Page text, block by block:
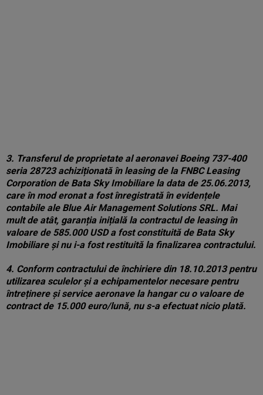
3. Transferul de proprietate al aeronavei Boeing 737-400
seria 28723 achiziționată în leasing de la FNBC Leasing
Corporation de Bata Sky Imobiliare la data de 25.06.2013,
care în mod eronat a fost înregistrată în evidențele
contabile ale Blue Air Management Solutions SRL. Mai
mult de atât, garanția inițială la contractul de leasing în
valoare de 585.000 USD a fost constituită de Bata Sky
Imobiliare și nu i-a fost restituită la finalizarea contractului.
4. Conform contractului de închiriere din 18.10.2013 pentru
utilizarea sculelor și a echipamentelor necesare pentru
întreținere și service aeronave la hangar cu o valoare de
contract de 15.000 euro/lună, nu s-a efectuat nicio plată.